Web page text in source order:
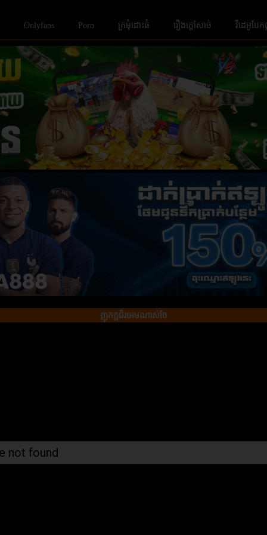
Onlyfans Porn ក្រមំុដោះធំ រឿងក្ដៅសាច់ វីដេអូបែក
ញុកក្ដជ័រអេមណាស់ចែ
not found